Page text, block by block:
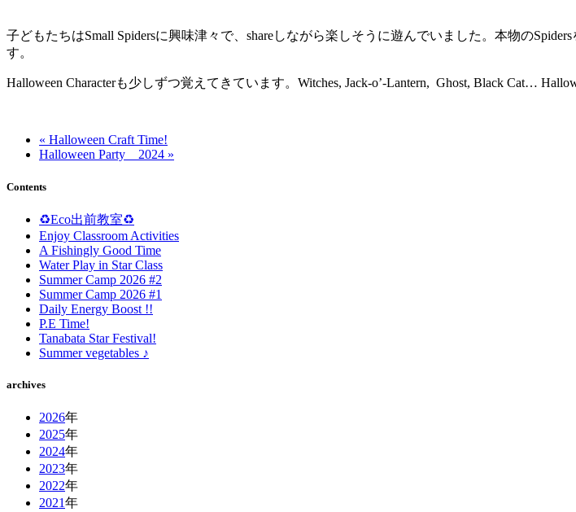
子どもたちはSmall Spidersに興味津々で、shareしながら楽しそうに遊んでいました。本物の
す。
Halloween Characterも少しずつ覚えてきています。Witches, Jack-o’-Lantern, Ghost, Black Cat…
« Halloween Craft Time!
Halloween Party 2024 »
Contents
♻️Eco出前教室♻️
Enjoy Classroom Activities
A Fishingly Good Time
Water Play in Star Class
Summer Camp 2026 #2
Summer Camp 2026 #1
Daily Energy Boost !!
P.E Time!
Tanabata Star Festival!
Summer vegetables ♪
archives
2026年
2025年
2024年
2023年
2022年
2021年